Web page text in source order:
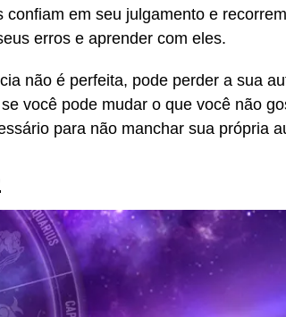
em seu julgamento e
erros e aprender com eles.
não é perfeita, pode perder a sua
você pode mudar o que você não
para não manchar sua própria